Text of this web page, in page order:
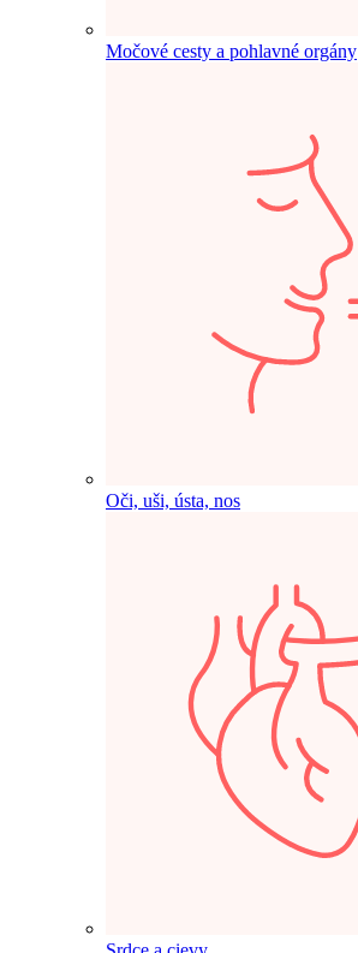
Močové cesty a pohlavné orgány
Oči, uši, ústa, nos